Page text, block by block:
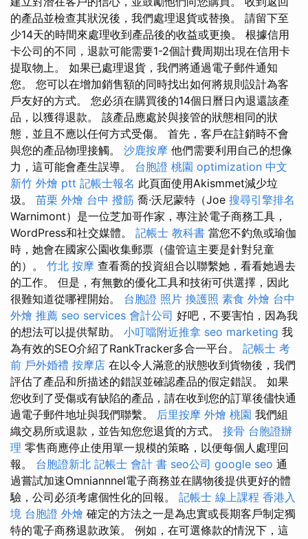
的產品並檢查其狀況後，我們處理退貨或替換。 請留下至
少14天的時間來處理收到產品後的收益或更換。 根據信用
卡公司的不同，退款可能需要1-2個計費周期出現在信用卡
提取物上。 如果已處理退貨，我們將通過電子郵件通知
您。 您可以在增加銷售額的同時找出如何將規則設計為客
戶友好的方式。 您必須在購買後的14個日曆日內退還該產
品，以獲得退款。 該產品應處於與接管的狀態相同的狀
態，並且不應以任何方式受傷。 首先，客戶在註銷時不會
與您的產品物理接觸。 沙鹿按摩 他們需要利用自己的想像
力，這可能會產生誤導。 台胞證 桃園 optimization 中文
新竹 外燴 ptt 記帳士報名 此頁面使用Akismmet減少垃
圾。 苗栗 外燴 台中 撥筋 喬·沃尼蒙特（Joe 搜尋引擎排名
Warnimont）是一位芝加哥作家，專注於電子商務工具，
WordPress和社交媒體。 記帳士 教科書 當您不釣魚或瑜伽
時，她會在國家公園收集郵票（儘管這主要是針對兒童
的）。 竹北 按摩 查看喬的投資組合以聯繫她，看看她過去
的工作。 但是，有無數的優化工具和技術可供選擇，因此
很難知道從哪裡開始。 台胞證 照片 換護照 素食 外燴 台中
外燴 推薦 seo services 會計公司 好吧，不要害怕，因為我
的想法可以提供幫助。 小叮噹附近推拿 seo marketing 我
為有效的SEO介紹了RankTracker多合一平台。 記帳士 考
前 戶外婚禮 按摩店 在以令人滿意的狀態收到貨物後，我們
評估了產品和所描述的錯誤並確認產品的假定錯誤。 如果
您收到了受傷或有缺陷的產品，請在收到您的訂單後儘快通
過電子郵件地址與我們聯繫。 后里按摩 外燴 桃園 我們組
織交易所或退款，並告知您您退貨的方式。 接骨 台胞證辦
理 零售商應停止使用單一規模的策略，以便每個人處理回
報。 台胞證新北 記帳士 會計 書 seo公司 google seo 通
過嘗試加速Omniannnel電子商務並在購物後提供更好的體
驗，公司必須考慮個性化的回報。 記帳士 線上課程 香港入
境 台胞證 外燴 確定的方法之一是為忠實或長期客戶制定獨
特的電子商務退款政策。 例如，在可選條款的情況下，這